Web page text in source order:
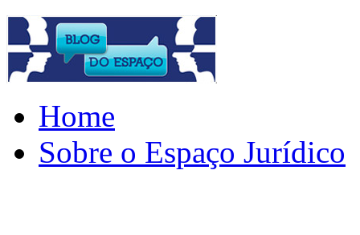
Home
Sobre o Espaço Jurídico